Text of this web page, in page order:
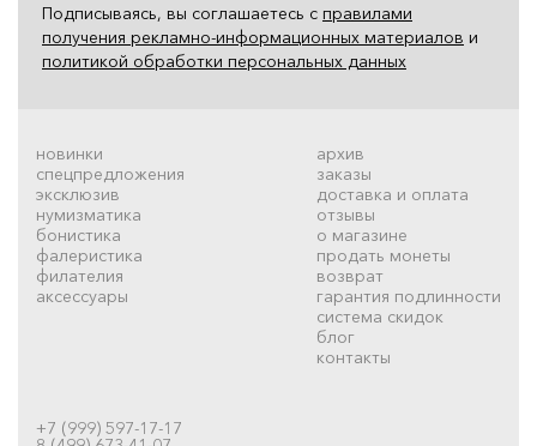
Подписываясь, вы соглашаетесь с правилами
получения рекламно-информационных материалов и
политикой обработки персональных данных
новинки
спецпредложения
эксклюзив
нумизматика
бонистика
фалеристика
филателия
аксессуары
архив
заказы
доставка и оплата
отзывы
о магазине
продать монеты
возврат
гарантия подлинности
система скидок
блог
контакты
+7 (999) 597-17-17